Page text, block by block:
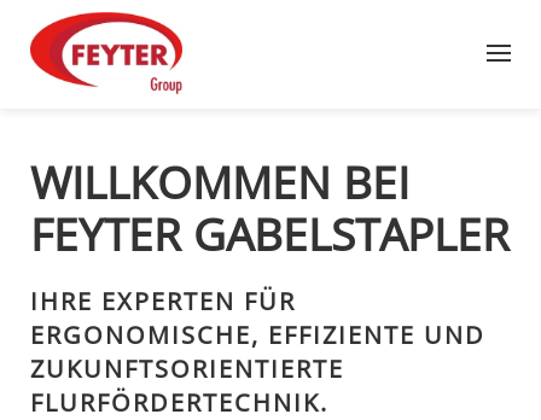
Zum Hauptinhalt springen
WILLKOMMEN BEI
FEYTER GABELSTAPLER
IHRE EXPERTEN FÜR
ERGONOMISCHE, EFFIZIENTE UND
ZUKUNFTSORIENTIERTE
FLURFÖRDERTECHNIK.